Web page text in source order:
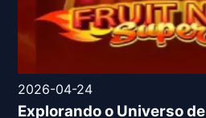
2026-04-24
Explorando o Universo de